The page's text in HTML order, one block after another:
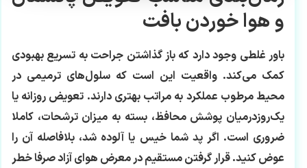
و هوا خوردن بافت
باور غلطی وجود دارد که باز گذاشتن جراحت به تسریع بهبودی
کمک می‌کند. واقعیت این است که سلول‌های ترمیمی در
محیط مرطوب عملکرد به مراتب بهتری دارند. تعویض روزانه یا
یک‌روز‌در‌میان پوشش محافظ، بسته به میزان ترشحات، کاملا
ضروری است. اگر پد شما خیس یا آلوده شد، بلافاصله آن را
عوض کنید. قرار گرفتن مستقیم در معرض هوای آزاد صرفا خطر